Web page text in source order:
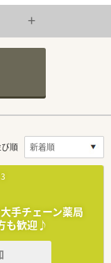
順
手チェーン薬局
も歓迎♪